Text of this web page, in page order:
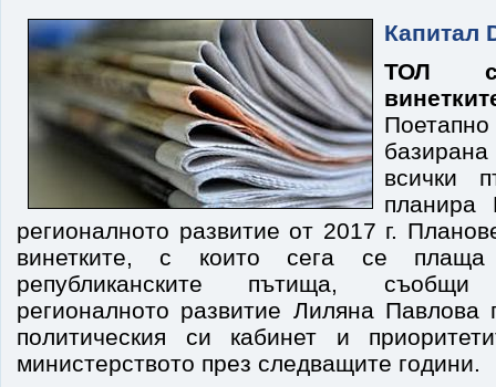
Капитал
ТОЛ
всички
планира
регионалното развитие от 2017 г.
винетките, с които сега се
републиканските пътища,
регионалното развитие Лиляна Павлова
политическия си кабинет и
министерството през следващите години.